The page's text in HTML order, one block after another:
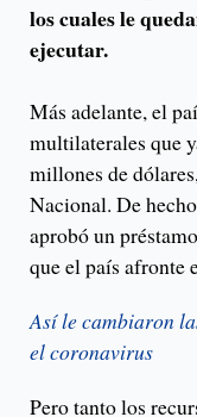
los cuales le
ejecutar.
Más adelante, el
multilaterales que
millones de
Nacional. De
aprobó un
que el país afronte
Así le cambiaron
el coronavirus
Pero tanto los